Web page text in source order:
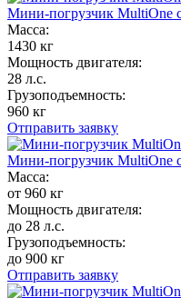
Мини-погрузчик MultiОne
Масса:
1430 кг
Мощность двигателя:
28 л.с.
Грузоподъемность:
960 кг
Отправить заявку
Мини-погрузчик MultiОne
Масса:
от 960 кг
Мощность двигателя:
до 28 л.с.
Грузоподъемность:
до 900 кг
Отправить заявку